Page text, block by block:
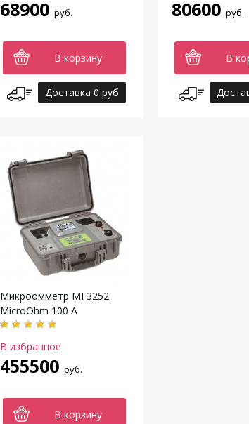
68900 руб.
В корзину
Доставка 0 руб
80600 руб.
В
Микроомметр MI 3252
MicroOhm 100 A
В избранное
455500 руб.
В корзину